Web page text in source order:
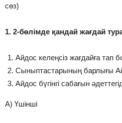
сөз)
1. 2-бөлімде қандай жағдай
Айдос келеңсіз жағдайға тап
Сыныптастарының барлығы
Айдос бүгінгі сабағын
A) Үшінші